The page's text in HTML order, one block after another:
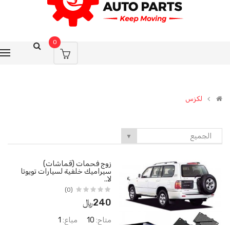
زوج فحمات (قماشات)
سيراميك خلفية لسيارات تويوتا
لا..
(0)
240﷼
متاح: 10